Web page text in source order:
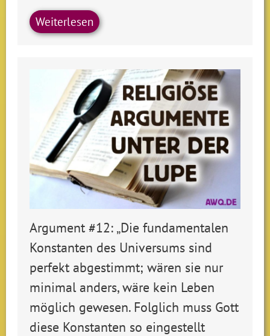
Weiterlesen
Argument #12: „Die fundamentalen
Konstanten des Universums sind
perfekt abgestimmt; wären sie nur
minimal anders, wäre kein Leben
möglich gewesen. Folglich muss Gott
diese Konstanten so eingestellt